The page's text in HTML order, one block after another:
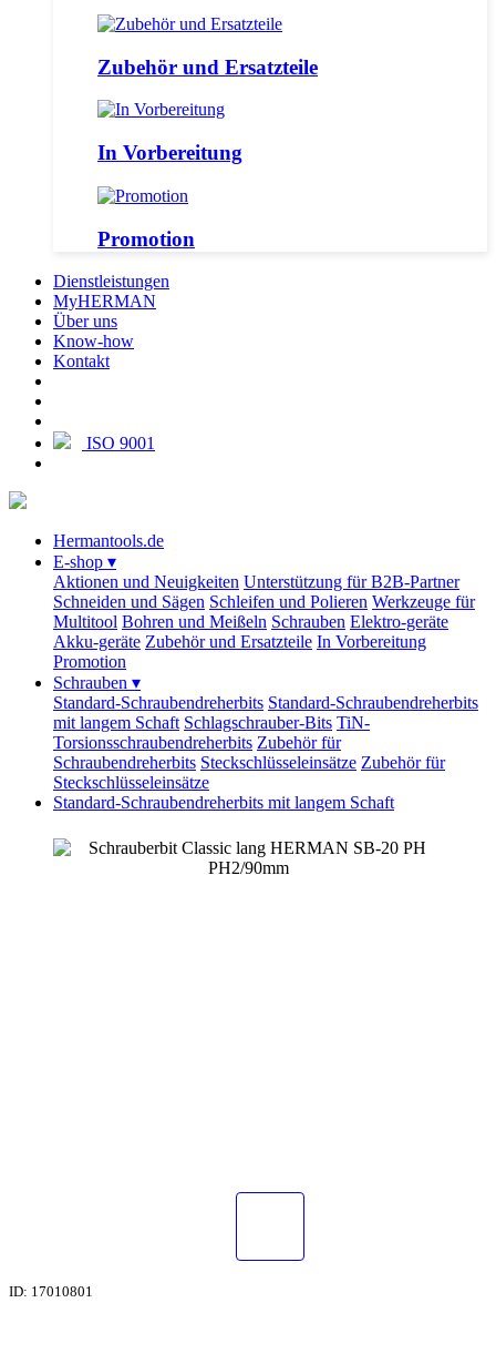
Zubehör und Ersatzteile
In Vorbereitung
Promotion
Dienstleistungen
MyHERMAN
Über uns
Know-how
Kontakt
ISO 9001
Hermantools.de
E-shop ▾
Aktionen und Neuigkeiten Unterstützung für B2B-Partner
Schneiden und Sägen Schleifen und Polieren Werkzeuge für
Multitool Bohren und Meißeln Schrauben Elektro-geräte
Akku-geräte Zubehör und Ersatzteile In Vorbereitung
Promotion
Schrauben ▾
Standard-Schraubendreherbits Standard-Schraubendreherbits
mit langem Schaft Schlagschrauber-Bits TiN-
Torsionsschraubendreherbits Zubehör für
Schraubendreherbits Steckschlüsseleinsätze Zubehör für
Steckschlüsseleinsätze
Standard-Schraubendreherbits mit langem Schaft
ID: 17010801